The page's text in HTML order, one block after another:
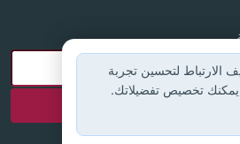
الارتباط لتحسين تجربة
تخصيص تفضيلاتك.